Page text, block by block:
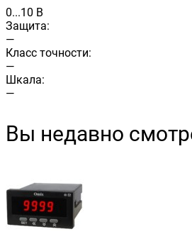
0...10 В
Защита:
—
Класс точности:
—
Шкала:
—
Вы недавно